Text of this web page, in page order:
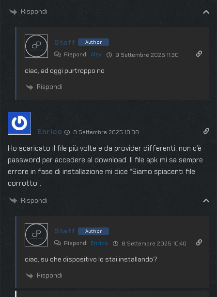
Rispondi
Staff Author
Rispondi Alex 9 Settembre 2025 11:30
ciao, ad oggi purtroppo no
Rispondi
Enrico 8 Settembre 2025 10:08
Ho scaricato il file più volte e da provider differenti, non c’è
password per accedere al download. Il file apk mi sa sempre
errore in fase di installazione mi dice “Siamo spiacenti file
corrotto”.
Rispondi
Staff Author
Rispondi Enrico 8 Settembre 2025 10:40
ciao, su che dispositivo lo stai installando?
Rispondi